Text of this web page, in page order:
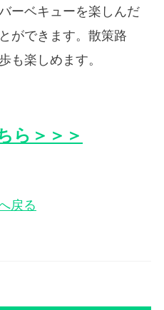
ーベキューを楽しんだ
ができます。散策路
も楽しめます。
ら＞＞＞
戻る